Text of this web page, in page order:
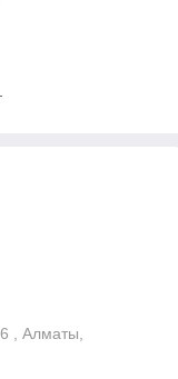
, Алматы,